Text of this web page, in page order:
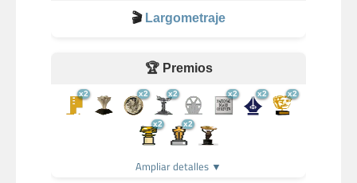
🎬 Largometraje
🏆 Premios
x2 x2 x2 x2 x2 x2
x2 x2
Ampliar detalles ▼